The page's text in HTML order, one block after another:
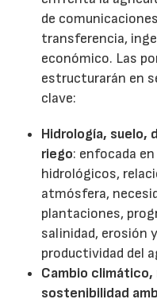
de
transferencia,
económico. Las
estructurarán en
clave:
Hidrología, suelo,
riego: enfocada
hidrológicos,
atmósfera,
plantaciones,
salinidad, erosión
productividad del
Cambio
sostenibilidad